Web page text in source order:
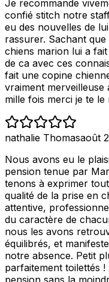
Je recommande
confié stitch notre
eu des nouvelles de
rassurer. Sachant
chiens marion lui a
de ca avec ces
fait une copine
vraiment merveilleuse
mille fois merci je te
nathalie Thomasaoût
Nous avons eu le
pension tenue par
tenons à exprimer
qualité de la prise en
attentive,
du caractère de
nous les avons
équilibrés, et
notre absence. Petit
parfaitement toilettés
pension sans la